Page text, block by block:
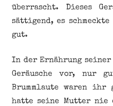
überrascht. Dieses
sättigend, es
gut.
In der Ernährung
Geräusche vor, nur
Brummlaute waren ihr
hatte seine Mutter nie